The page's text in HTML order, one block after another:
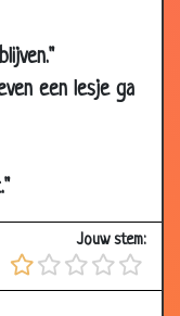
een lesje ga
Jouw stem:
3.56